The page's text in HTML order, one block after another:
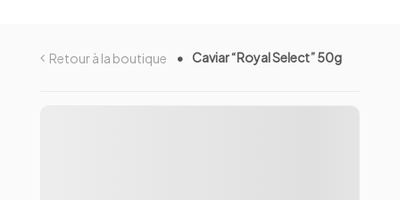
Retour à la boutique Caviar “Royal Select” 50g